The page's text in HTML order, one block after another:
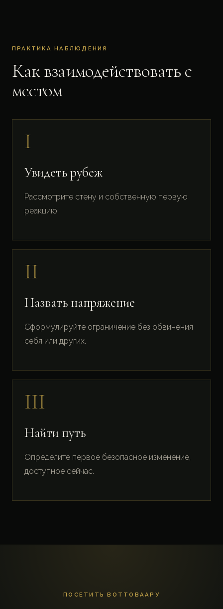
ПРАКТИКА НАБЛЮДЕНИЯ
Как взаимодействовать с
местом
I
Увидеть рубеж
Рассмотрите стену и собственную первую
реакцию.
II
Назвать напряжение
Сформулируйте ограничение без обвинения
себя или других.
III
Найти путь
Определите первое безопасное изменение,
доступное сейчас.
ПОСЕТИТЬ ВОТТОВААРУ